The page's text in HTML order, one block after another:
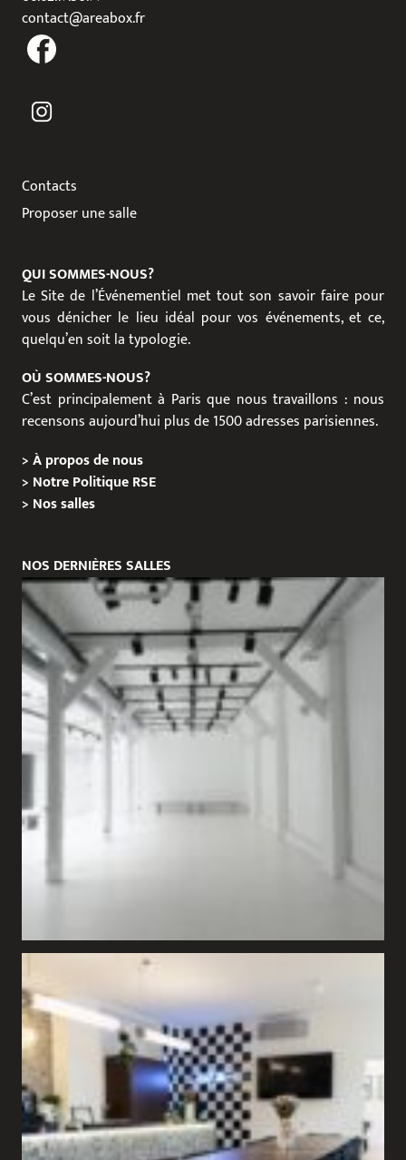
contact@areabox.fr
Contacts
Proposer une salle
QUI SOMMES-NOUS?
Le Site de l’Événementiel met tout son savoir faire pour
vous dénicher le lieu idéal pour vos événements, et ce,
quelqu’en soit la typologie.
OÙ SOMMES-NOUS?
C’est principalement à Paris que nous travaillons : nous
recensons aujourd’hui plus de 1500 adresses parisiennes.
>À propos de nous
> Notre Politique RSE
> Nos salles
NOS DERNIÈRES SALLES